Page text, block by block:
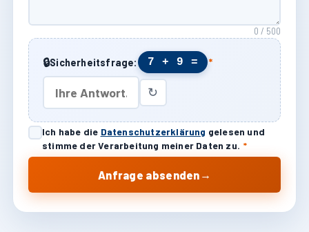
0 / 500
🔒Sicherheitsfrage: 7 + 9 = *
↻
Ich habe die Datenschutzerklärung gelesen und
stimme der Verarbeitung meiner Daten zu. *
Anfrage absenden →